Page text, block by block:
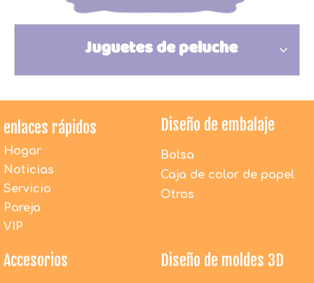
Juguetes de peluche
enlaces rápidos
Hogar
Noticias
Servicio
Pareja
VIP
Diseño de embalaje
Bolsa
Caja de color de papel
Otros
Accesorios Diseño de moldes 3D